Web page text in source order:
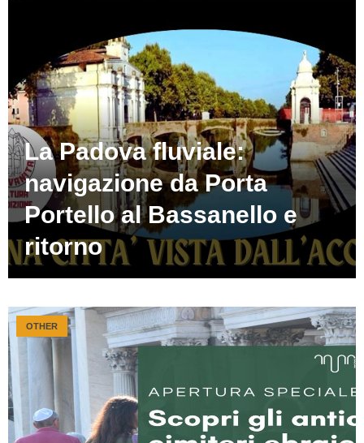
La Padova fluviale:
navigazione da Porta
Portello al Bassanello e
ritorno
OTHER